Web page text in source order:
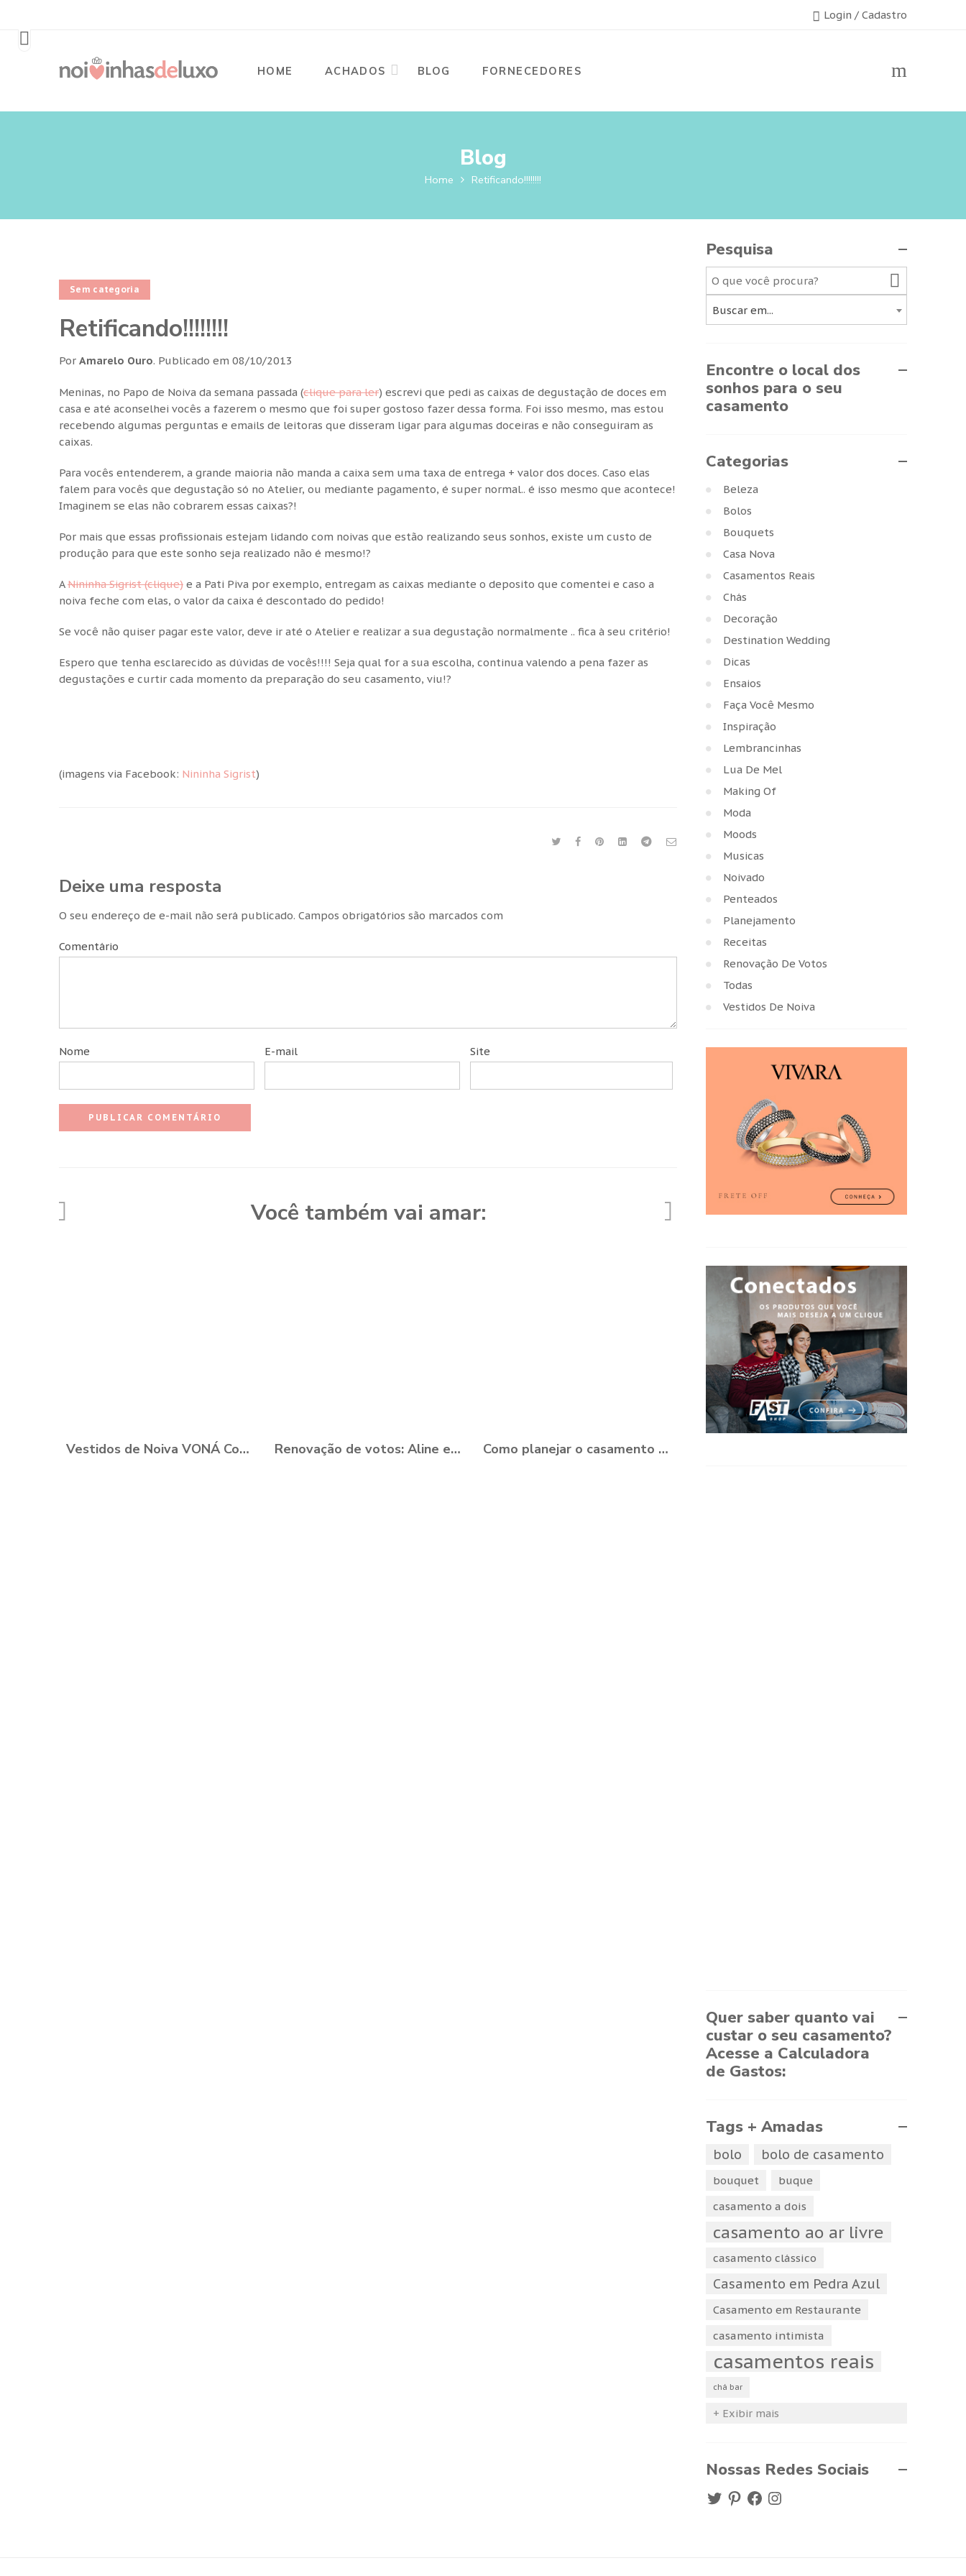
Login / Cadastro
HOME ACHADOS BLOG FORNECEDORES
Blog
Home Retificando!!!!!!!!
Sem categoria
Retificando!!!!!!!!
Por Amarelo Ouro. Publicado em 08/10/2013
Meninas, no Papo de Noiva da semana passada (clique para ler) escrevi que pedi as caixas de degustação de doces em
casa e até aconselhei vocês a fazerem o mesmo que foi super gostoso fazer dessa forma. Foi isso mesmo, mas estou
recebendo algumas perguntas e emails de leitoras que disseram ligar para algumas doceiras e não conseguiram as
caixas.
Para vocês entenderem, a grande maioria não manda a caixa sem uma taxa de entrega + valor dos doces. Caso elas
falem para vocês que degustação só no Atelier, ou mediante pagamento, é super normal.. é isso mesmo que acontece!
Imaginem se elas não cobrarem essas caixas?!
Por mais que essas profissionais estejam lidando com noivas que estão realizando seus sonhos, existe um custo de
produção para que este sonho seja realizado não é mesmo!?
ANininha Sigrist (clique) e a Pati Piva por exemplo, entregam as caixas mediante o deposito que comentei e caso a
noiva feche com elas, o valor da caixa é descontado do pedido!
Se você não quiser pagar este valor, deve ir até o Atelier e realizar a sua degustação normalmente .. fica à seu critério!
Espero que tenha esclarecido as dúvidas de vocês!!!! Seja qual for a sua escolha, continua valendo a pena fazer as
degustações e curtir cada momento da preparação do seu casamento, viu!?
(imagens via Facebook: Nininha Sigrist)
Deixe uma resposta
O seu endereço de e-mail não será publicado. Campos obrigatórios são marcados com
Comentário
Nome E-mail Site
Você também vai amar:
Vestidos de Noiva VONÁ Concept - Coleção Romance 2021 Renovação de votos: Aline e Danilo, Ouro Preto - MG Como planejar o casamento durante a Pandemia?
Pesquisa
Buscar em...
Encontre o local dos
sonhos para o seu
casamento
Categorias
Beleza
Bolos
Bouquets
Casa Nova
Casamentos Reais
Chás
Decoração
Destination Wedding
Dicas
Ensaios
Faça Você Mesmo
Inspiração
Lembrancinhas
Lua De Mel
Making Of
Moda
Moods
Musicas
Noivado
Penteados
Planejamento
Receitas
Renovação De Votos
Todas
Vestidos De Noiva
Quer saber quanto vai
custar o seu casamento?
Acesse a Calculadora
de Gastos:
Tags + Amadas
bolo bolo de casamento
bouquet
buque
casamento a dois
casamento ao ar livre
casamento clássico
Casamento em Pedra Azul
Casamento em Restaurante
casamento intimista
casamentos reais
chá bar
+ Exibir mais
Nossas Redes Sociais